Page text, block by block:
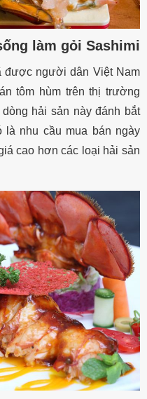
làm gỏi Sashimi
được người dân Việt Nam
tôm hùm trên thị trường
hải sản này đánh bắt
là nhu cầu mua bán ngày
cao hơn các loại hải sản